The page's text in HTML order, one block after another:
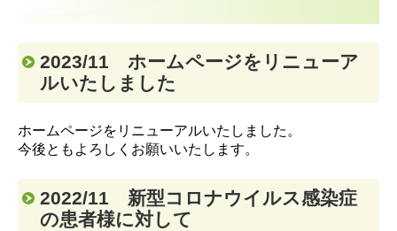
2023/11 ホームページをリニューア
ルいたしました
ホームページをリニューアルいたしました。
今後ともよろしくお願いいたします。
2022/11 新型コロナウイルス感染症
の患者様に対して